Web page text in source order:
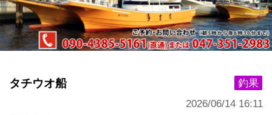
釣果
タチウオ船
2026/06/14 16:11